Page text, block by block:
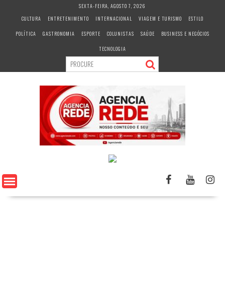
c
SEXTA-FEIRA, AGOSTO 7, 2026
CULTURA
ENTRETENIMENTO INTERNACIONAL VIAGEM E TURISMO
ESTILO
POLÍTICA
GASTRONOMIA ESPORTE COLUNISTAS SAÚDE
BUSINESS E NEGÓCIOS
TECNOLOGIA